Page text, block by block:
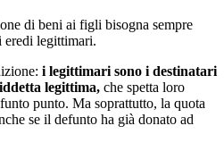
di beni ai figli bisogna sempre
eredi legittimari.
i legittimari sono i destinatari
legittima, che spetta loro
punto. Ma soprattutto, la quota
se il defunto ha già donato ad